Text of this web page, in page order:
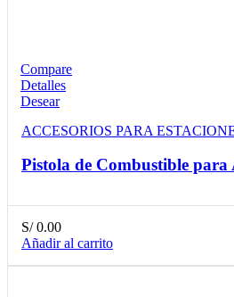
Compare
Detalles
Desear
ACCESORIOS PARA
Pistola de Combustible
S/0.00
Añadir al carrito